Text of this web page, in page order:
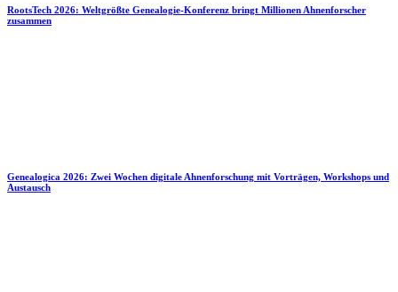
RootsTech 2026: Weltgrößte Genealogie-Konferenz bringt Millionen Ahnenforscher
zusammen
Genealogica 2026: Zwei Wochen digitale Ahnenforschung mit Vorträgen, Workshops und
Austausch